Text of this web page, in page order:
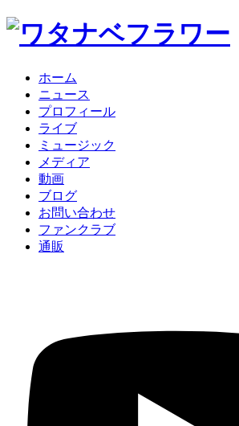
ホーム
ニュース
プロフィール
ライブ
ミュージック
メディア
動画
ブログ
お問い合わせ
ファンクラブ
通販